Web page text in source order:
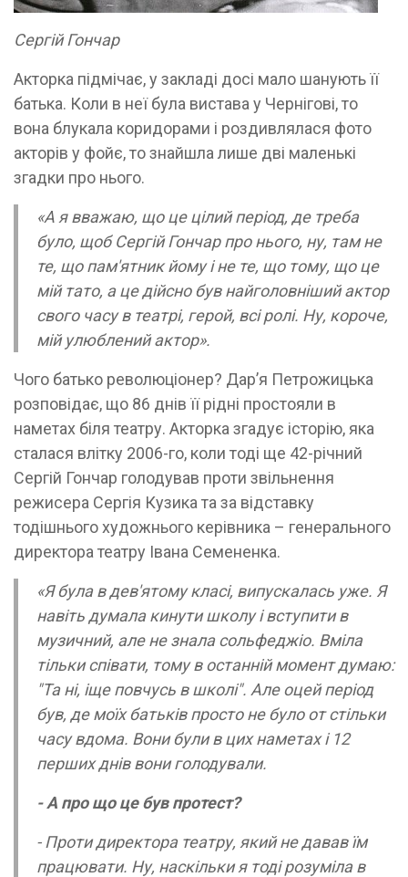
Сергій Гончар
Акторка підмічає, у закладі досі мало шанують її
батька. Коли в неї була вистава у Чернігові, то
вона блукала коридорами і роздивлялася фото
акторів у фойє, то знайшла лише дві маленькі
згадки про нього.
«А я вважаю, що це цілий період, де треба
було, щоб Сергій Гончар про нього, ну, там не
те, що пам'ятник йому і не те, що тому, що це
мій тато, а це дійсно був найголовніший актор
свого часу в театрі, герой, всі ролі. Ну, короче,
мій улюблений актор».
Чого батько революціонер? Дарʼя Петрожицька
розповідає, що 86 днів її рідні простояли в
наметах біля театру. Акторка згадує історію, яка
сталася влітку 2006-го, коли тоді ще 42-річний
Сергій Гончар голодував проти звільнення
режисера Сергія Кузика та за відставку
тодішнього художнього керівника – генерального
директора театру Івана Семененка.
«Я була в дев'ятому класі, випускалась уже. Я
навіть думала кинути школу і вступити в
музичний, але не знала сольфеджіо. Вміла
тільки співати, тому в останній момент думаю:
"Та ні, іще повчусь в школі". Але оцей період
був, де моїх батьків просто не було от стільки
часу вдома. Вони були в цих наметах і 12
перших днів вони голодували.
- А про що це був протест?
- Проти директора театру, який не давав їм
працювати. Ну, наскільки я тоді розуміла в